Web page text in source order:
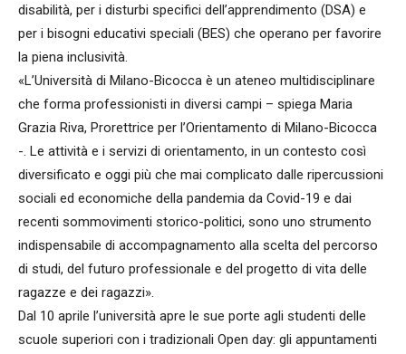
disabilità, per i disturbi specifici dell’apprendimento (DSA) e
per i bisogni educativi speciali (BES) che operano per favorire
la piena inclusività.
«L’Università di Milano-Bicocca è un ateneo multidisciplinare
che forma professionisti in diversi campi – spiega Maria
Grazia Riva, Prorettrice per l’Orientamento di Milano-Bicocca
-. Le attività e i servizi di orientamento, in un contesto così
diversificato e oggi più che mai complicato dalle ripercussioni
sociali ed economiche della pandemia da Covid-19 e dai
recenti sommovimenti storico-politici, sono uno strumento
indispensabile di accompagnamento alla scelta del percorso
di studi, del futuro professionale e del progetto di vita delle
ragazze e dei ragazzi».
Dal 10 aprile l’università apre le sue porte agli studenti delle
scuole superiori con i tradizionali Open day: gli appuntamenti